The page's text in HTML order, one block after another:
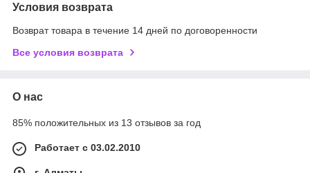
Условия возврата
Возврат товара в течение 14 дней по договоренности
Все условия возврата
О нас
85% положительных из 13 отзывов за год
Работает с 03.02.2010